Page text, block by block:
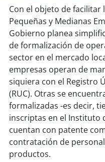
Con el objeto de facilitar
Pequeñas y Medianas
Gobierno planea
de formalización de
sector en el mercado
empresas operan de
siquiera con el Registro
(RUC). Otras se
formalizadas -es decir,
inscriptas en el Instituto
cuentan con patente
contratación de
productos.